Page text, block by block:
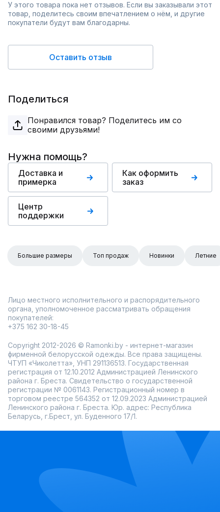
У этого товара пока нет отзывов. Если вы заказывали этот
товар, поделитесь своим впечатлением о нём, и другие
покупатели будут вам благодарны.
Оставить отзыв
Поделиться
Понравился товар? Поделитесь им со
своими друзьями!
Нужна помощь?
Доставка и
примерка
Как оформить
заказ
Центр
поддержки
Большие размеры Топ продаж Новинки Летние
Лицо местного исполнительного и распорядительного
органа, уполномоченное рассматривать обращения
покупателей:
+375 162 30-18-45
Copyright 2012-2026 © Ramonki.by - интернет-магазин
фирменной белорусской одежды. Все права защищены.
ЧТУП «Чиколетта», УНП 291136513. Государственная
регистрация от 12.10.2012 Администрацией Ленинского
района г. Бреста. Свидетельство о государственной
регистрации № 0061143. Регистрационный номер в
торговом реестре 564352 от 12.09.2023 Администрацией
Ленинского района г. Бреста. Юр. адрес: Республика
Беларусь, г.Брест, ул. Буденного 17/1.